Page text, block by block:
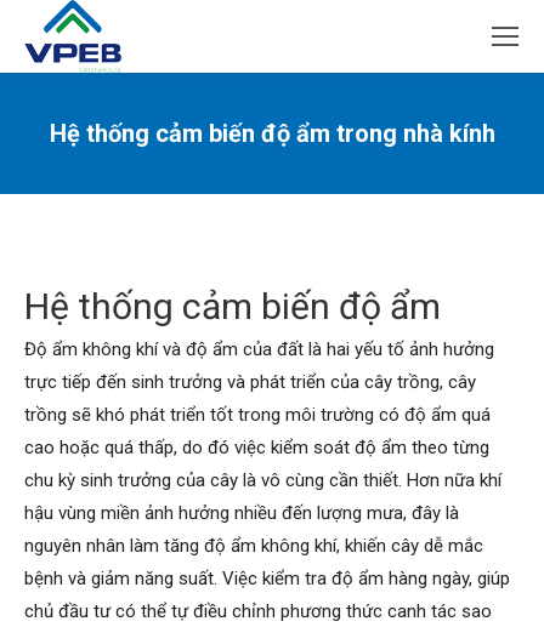
Hệ thống cảm biến độ ẩm trong nhà kính
Hệ thống cảm biến độ ẩm
Độ ẩm không khí và độ ẩm của đất là hai yếu tố ảnh hưởng
trực tiếp đến sinh trưởng và phát triển của cây trồng, cây
trồng sẽ khó phát triển tốt trong môi trường có độ ẩm quá
cao hoặc quá thấp, do đó việc kiểm soát độ ẩm theo từng
chu kỳ sinh trưởng của cây là vô cùng cần thiết. Hơn nữa khí
hậu vùng miền ảnh hưởng nhiều đến lượng mưa, đây là
nguyên nhân làm tăng độ ẩm không khí, khiến cây dễ mắc
bệnh và giảm năng suất. Việc kiểm tra độ ẩm hàng ngày, giúp
chủ đầu tư có thể tự điều chỉnh phương thức canh tác sao